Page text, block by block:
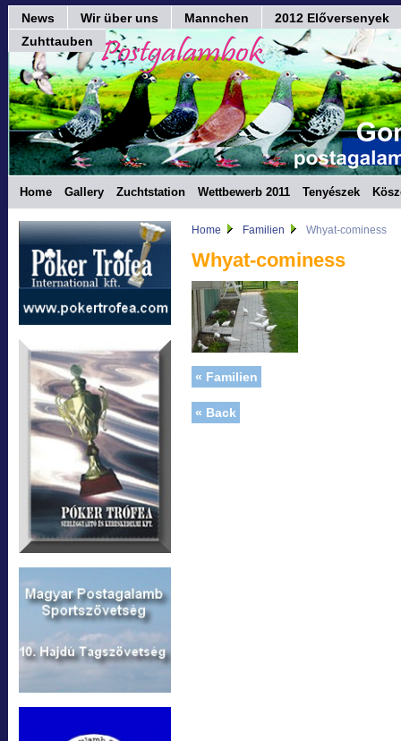
News Wir über uns Mannchen
2012 Előversenyek
Zuhttauben
Home Gallery Zuchtstation Wettbewerb 2011 Tenyészek
Home Familien Whyat-cominess
Whyat-cominess
« Familien
« Back